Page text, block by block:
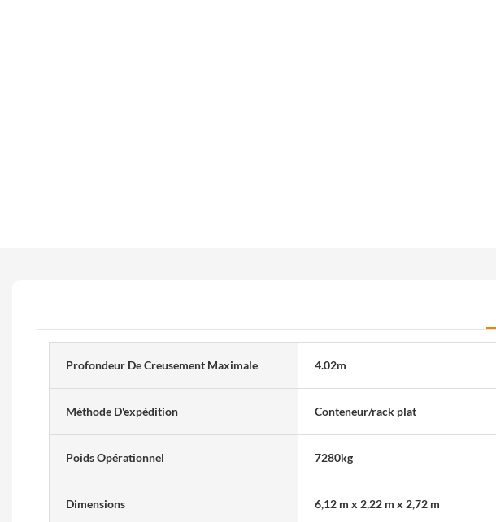
Profondeur De Creusement Maximale 4.02m
Méthode D'expédition Conteneur/rack plat
Poids Opérationnel 7280kg
Dimensions 6,12 m x 2,22 m x 2,72 m